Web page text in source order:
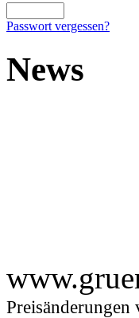
Passwort vergessen?
News
Preisänderungen